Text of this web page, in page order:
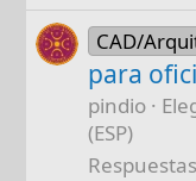
CAD/
para
pindio
(ESP)
Respuestas